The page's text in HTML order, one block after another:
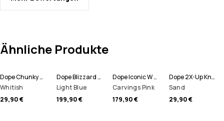
Ähnliche Produkte
Dope Chunky Mütze
Whitish
29,90 €
Dope Blizzard W Full Zip Snowboardjacke Damen
Light Blue
199,90 €
Dope Iconic W Snowboardhose Damen
Carvings Pink
179,90 €
Dope 2X-Up Knitted Schlauchtuch
Sand
29,90 €